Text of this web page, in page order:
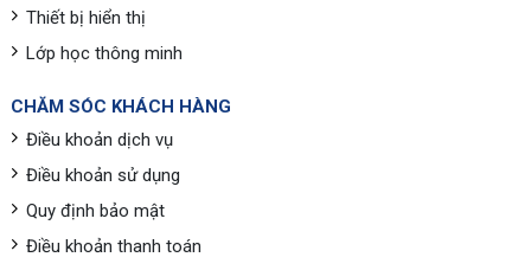
Thiết bị hiển thị
Lớp học thông minh
CHĂM SÓC KHÁCH HÀNG
Điều khoản dịch vụ
Điều khoản sử dụng
Quy định bảo mật
Điều khoản thanh toán